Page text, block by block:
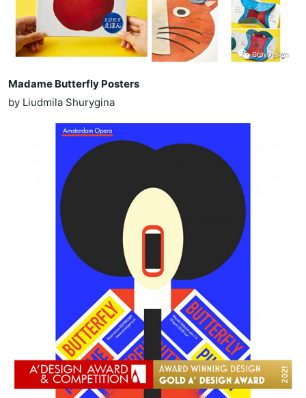
Madame Butterfly Posters
by Liudmila Shurygina